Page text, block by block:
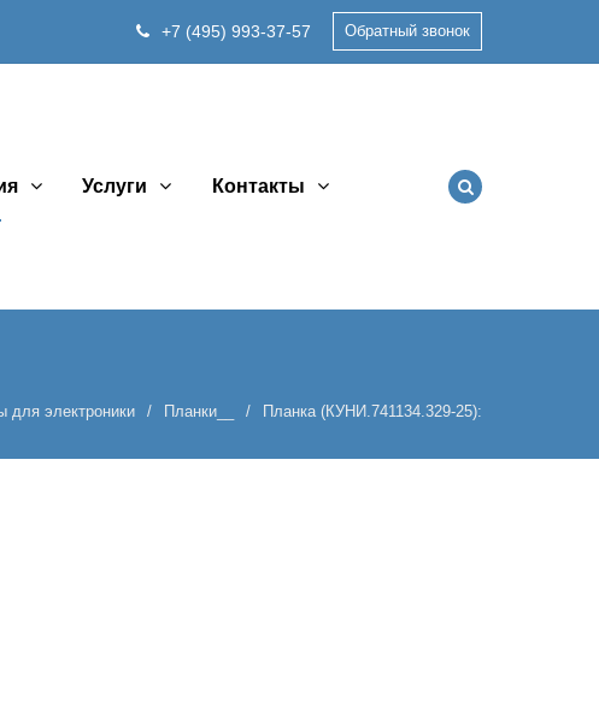
+7 (495) 993-37-57 Обратный звонок
Услуги Контакты
для электроники Планки__ Планка (КУНИ.741134.329-25):